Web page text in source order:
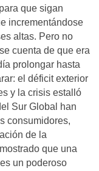
que sigan
incrementándose
altas. Pero no
cuenta de que era
prolongar hasta
el déficit exterior
y la crisis estalló
Sur Global han
consumidores,
de la
que una
un poderoso